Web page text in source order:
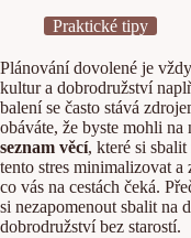
Praktické tipy
Plánování dovolené je
kultur a dobrodružství
balení se často stává
obáváte, že byste mohli
seznam věcí, které si
tento stres minimalizovat a
co vás na cestách čeká.
si nezapomenout sbalit na
dobrodružství bez starostí.